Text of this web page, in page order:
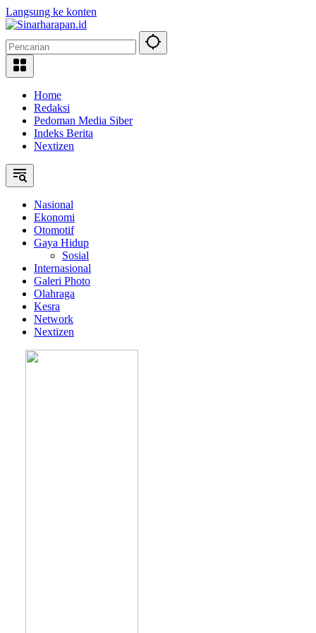
Langsung ke konten
Home
Redaksi
Pedoman Media Siber
Indeks Berita
Nextizen
Nasional
Ekonomi
Otomotif
Gaya Hidup
Sosial
Internasional
Galeri Photo
Olahraga
Kesra
Network
Nextizen